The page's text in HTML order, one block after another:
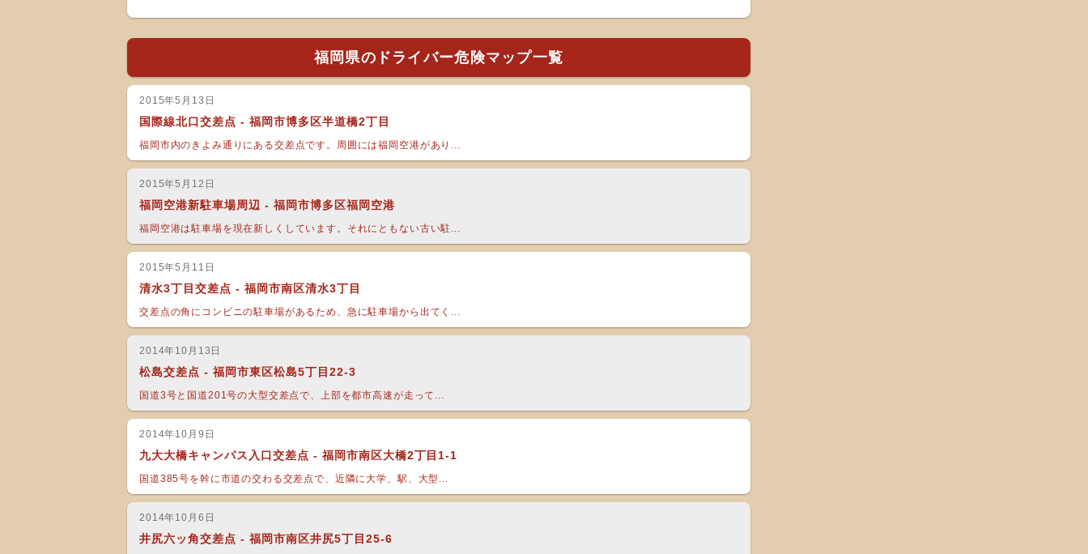
福岡県のドライバー危険マップ一覧
2015年5月13日
国際線北口交差点 - 福岡市博多区半道橋2丁目
福岡市内のきよみ通りにある交差点です。周囲には福岡空港があり...
2015年5月12日
福岡空港新駐車場周辺 - 福岡市博多区福岡空港
福岡空港は駐車場を現在新しくしています。それにともない古い駐...
2015年5月11日
清水3丁目交差点 - 福岡市南区清水3丁目
交差点の角にコンビニの駐車場があるため、急に駐車場から出てく...
2014年10月13日
松島交差点 - 福岡市東区松島5丁目22-3
国道3号と国道201号の大型交差点で、上部を都市高速が走って...
2014年10月9日
九大大橋キャンパス入口交差点 - 福岡市南区大橋2丁目1-1
国道385号を幹に市道の交わる交差点で、近隣に大学、駅、大型...
2014年10月6日
井尻六ッ角交差点 - 福岡市南区井尻5丁目25-6